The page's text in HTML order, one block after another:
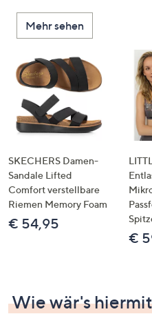
nach
unten
oder
wischen
Sie
Touch-
Geräten
links
bzw.
rechts,
um
diese
Mehr sehen
SKECHERS Damen-
Sandale Lifted
Comfort verstellbare
Riemen Memory Foam
€ 54,95
€
Wie wär's